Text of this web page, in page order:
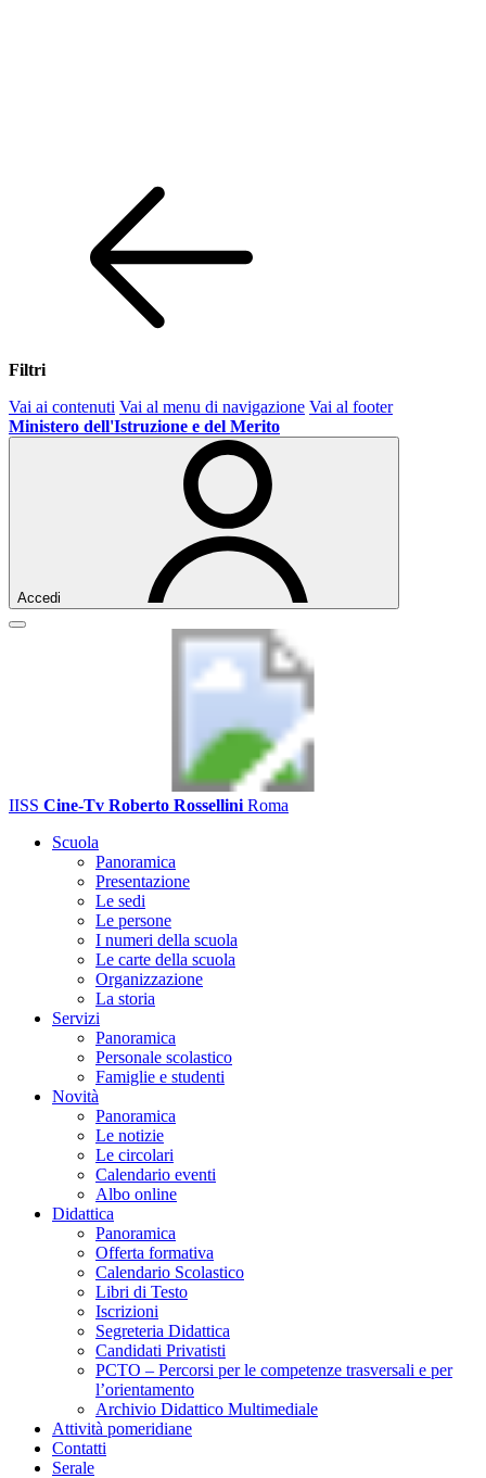
Filtri
Vai ai contenuti Vai al menu di navigazione Vai al footer
Ministero dell'Istruzione e del Merito
Accedi
IISS Cine-Tv Roberto Rossellini Roma
Scuola
Panoramica
Presentazione
Le sedi
Le persone
I numeri della scuola
Le carte della scuola
Organizzazione
La storia
Servizi
Panoramica
Personale scolastico
Famiglie e studenti
Novità
Panoramica
Le notizie
Le circolari
Calendario eventi
Albo online
Didattica
Panoramica
Offerta formativa
Calendario Scolastico
Libri di Testo
Iscrizioni
Segreteria Didattica
Candidati Privatisti
PCTO – Percorsi per le competenze trasversali e per
l’orientamento
Archivio Didattico Multimediale
Attività pomeridiane
Contatti
Serale